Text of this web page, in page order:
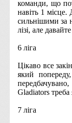
команди, що
навіть 1 місце.
сильнішими за
лізі, але
6 ліга
Цікаво все
який
передбачувано,
Gladiators
7 ліга